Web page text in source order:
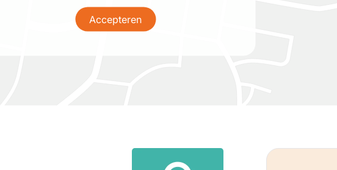
Accepteren